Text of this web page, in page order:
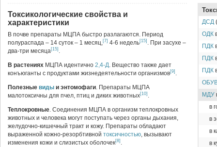
ДСД
ОДК
ПДК
ПДК
ПДК
МДУ
в
в
в
в
Токсикологические свойства и
характеристики
В почве препараты МЦПА быстро разлагаются. Период
полураспада – 14 суток – 1 месяц,[7] 4-6 недель[15] . При засухе –
два-три месяца[15] .
В растениях МЦПА идентично 2,4-Д. Вещество также дает
конъюганты с продуктами жизнедеятельности организмов[9] .
Полезные виды и энтомофаги. Препараты МЦПА
малотоксичны для пчел, птиц и диких животных[10] .
Теплокровные. Соединения МЦПА в организм теплокровных
животных и человека могут поступать через органы дыхания,
желудочно-кишечный тракт и кожу. Препараты обладают
выраженной кожно-резорбтивной токсичностью, вызывают
изменения кожи и слизистых оболочек[8] .